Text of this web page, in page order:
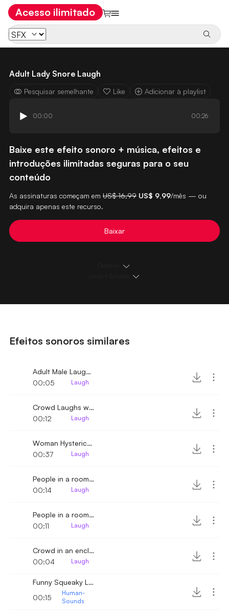
Acesso ilimitado
Adult Lady Snore Laugh
Pesquisar semelhante Like Adicionar à playlist
00:00 00:26
Baixe este efeito sonoro + música, efeitos e
introduções ilimitadas seguras para o seu
conteúdo
As assinaturas começam em US$ 16,99 US$ 9,99/mês — ou
adquira apenas este recurso.
Baixar
Efeitos sonoros similares
Adult Male Laughing 2
00:05
Laugh
Crowd Laughs with minimal clapping 2
00:12
Laugh
Woman Hysterically Laughing
00:37
Laugh
People in a room laughing 3
00:14
Laugh
People in a room laughing
00:11
Laugh
Crowd in an enclosure laughing
00:04
Laugh
Funny Squeaky Laugh
00:15
Human-
Sounds